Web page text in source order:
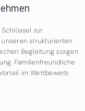
zur
strukturierten
Begleitung sorgen
Familienfreundliche
im Wettbewerb